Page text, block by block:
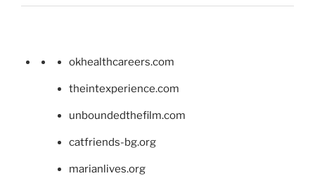
okhealthcareers.com
theintexperience.com
unboundedthefilm.com
catfriends-bg.org
marianlives.org